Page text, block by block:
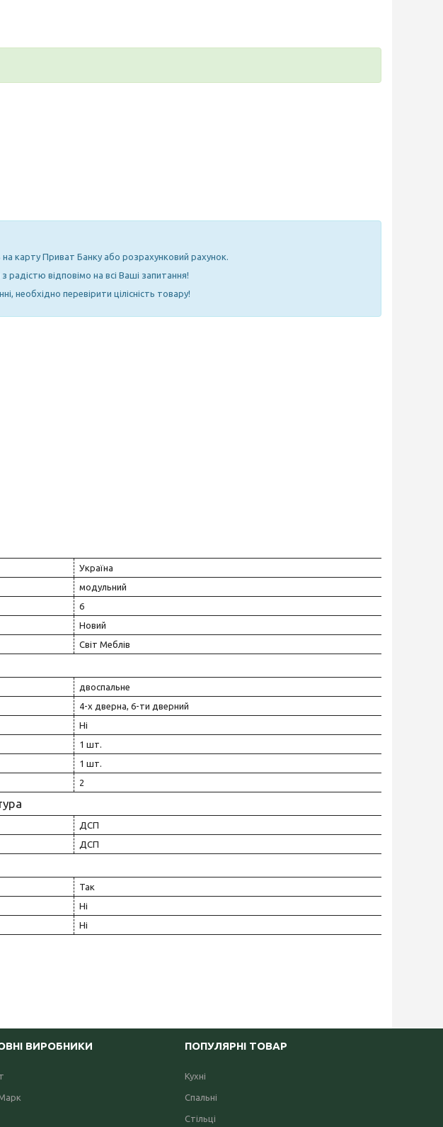
карту Приват Банку або розрахунковий рахунок.
відповімо на всі Ваші запитання!
необхідно перевірити цілісність товару!
Україна
модульний
6
Новий
Світ Меблів
двоспальне
4-х дверна, 6-ти дверний
Ні
1 шт.
1 шт.
2
ДСП
ДСП
Так
Ні
Ні
ВИРОБНИКИ ПОПУЛЯРНІ ТОВАР
Кухні
Спальні
Стільці